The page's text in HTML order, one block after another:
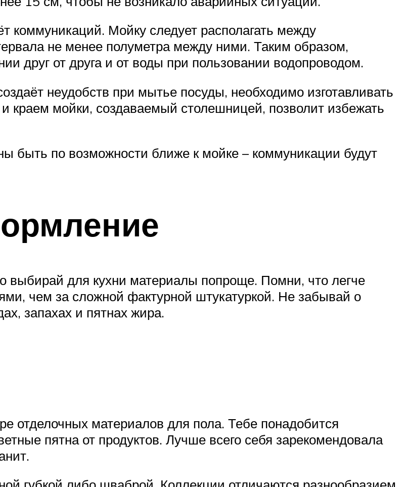
коммуникаций. Мойку следует располагать между
не менее полуметра между ними. Таким образом,
друг от друга и от воды при пользовании водопроводом.
неудобств при мытье посуды, необходимо изготавливать
мойки, создаваемый столешницей, позволит избежать
быть по возможности ближе к мойке – коммуникации будут
выбирай для кухни материалы попроще. Помни, что легче
чем за сложной фактурной штукатуркой. Не забывай о
запахах и пятнах жира.
отделочных материалов для пола. Тебе понадобится
пятна от продуктов. Лучше всего себя зарекомендовала